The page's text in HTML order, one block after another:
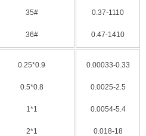
35#
36#
0.37-1110
0.47-1410
0.25*0.9
0.5*0.8
1*1
2*1
0.00033-0.33
0.0025-2.5
0.0054-5.4
0.018-18